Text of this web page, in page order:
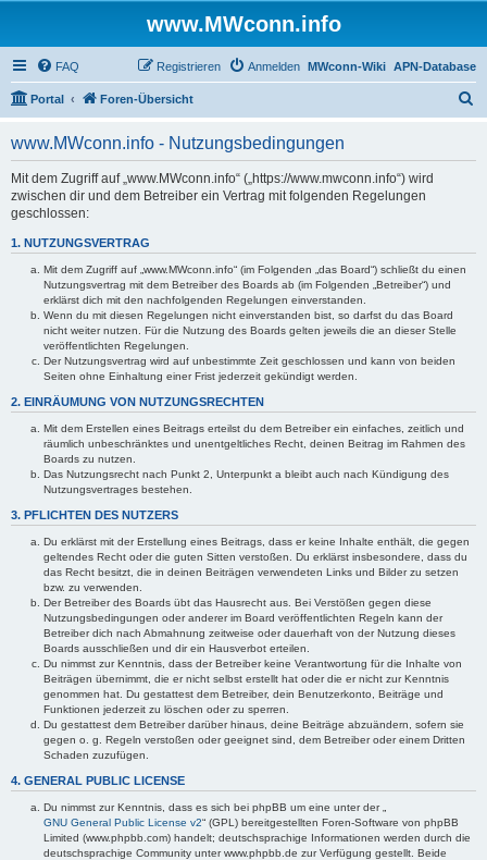
www.MWconn.info
FAQ APN-Database
MWconn-Wiki
Anmelden
Registrieren
Portal Foren-Übersicht
www.MWconn.info - Nutzungsbedingungen
Mit dem Zugriff auf „www.MWconn.info“ („https://www.mwconn.info“) wird
zwischen dir und dem Betreiber ein Vertrag mit folgenden Regelungen
geschlossen:
1. NUTZUNGSVERTRAG
Mit dem Zugriff auf „www.MWconn.info“ (im Folgenden „das Board“) schließt du einen
Nutzungsvertrag mit dem Betreiber des Boards ab (im Folgenden „Betreiber“) und
erklärst dich mit den nachfolgenden Regelungen einverstanden.
Wenn du mit diesen Regelungen nicht einverstanden bist, so darfst du das Board
nicht weiter nutzen. Für die Nutzung des Boards gelten jeweils die an dieser Stelle
veröffentlichten Regelungen.
Der Nutzungsvertrag wird auf unbestimmte Zeit geschlossen und kann von beiden
Seiten ohne Einhaltung einer Frist jederzeit gekündigt werden.
2. EINRÄUMUNG VON NUTZUNGSRECHTEN
Mit dem Erstellen eines Beitrags erteilst du dem Betreiber ein einfaches, zeitlich und
räumlich unbeschränktes und unentgeltliches Recht, deinen Beitrag im Rahmen des
Boards zu nutzen.
Das Nutzungsrecht nach Punkt 2, Unterpunkt a bleibt auch nach Kündigung des
Nutzungsvertrages bestehen.
3. PFLICHTEN DES NUTZERS
Du erklärst mit der Erstellung eines Beitrags, dass er keine Inhalte enthält, die gegen
geltendes Recht oder die guten Sitten verstoßen. Du erklärst insbesondere, dass du
das Recht besitzt, die in deinen Beiträgen verwendeten Links und Bilder zu setzen
bzw. zu verwenden.
Der Betreiber des Boards übt das Hausrecht aus. Bei Verstößen gegen diese
Nutzungsbedingungen oder anderer im Board veröffentlichten Regeln kann der
Betreiber dich nach Abmahnung zeitweise oder dauerhaft von der Nutzung dieses
Boards ausschließen und dir ein Hausverbot erteilen.
Du nimmst zur Kenntnis, dass der Betreiber keine Verantwortung für die Inhalte von
Beiträgen übernimmt, die er nicht selbst erstellt hat oder die er nicht zur Kenntnis
genommen hat. Du gestattest dem Betreiber, dein Benutzerkonto, Beiträge und
Funktionen jederzeit zu löschen oder zu sperren.
Du gestattest dem Betreiber darüber hinaus, deine Beiträge abzuändern, sofern sie
gegen o. g. Regeln verstoßen oder geeignet sind, dem Betreiber oder einem Dritten
Schaden zuzufügen.
4. GENERAL PUBLIC LICENSE
Du nimmst zur Kenntnis, dass es sich bei phpBB um eine unter der „
GNU General Public License v2“ (GPL) bereitgestellten Foren-Software von phpBB
Limited (www.phpbb.com) handelt; deutschsprachige Informationen werden durch die
deutschsprachige Community unter www.phpbb.de zur Verfügung gestellt. Beide